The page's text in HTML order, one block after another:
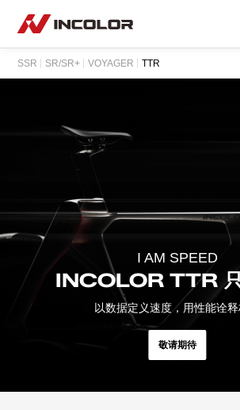
首页
关于我们
服务专区
SSR SR/SR+ VOYAGER TTR
I AM SPEED
INCOLOR TTR
以数据定义速度，用性能诠
敬请期待